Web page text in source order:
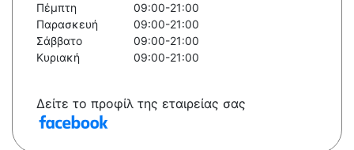
Πέμπτη
09:00-21:00
Παρασκευή
09:00-21:00
Σάββατο
09:00-21:00
Κυριακή
09:00-21:00
Δείτε το προφίλ της εταιρείας σας